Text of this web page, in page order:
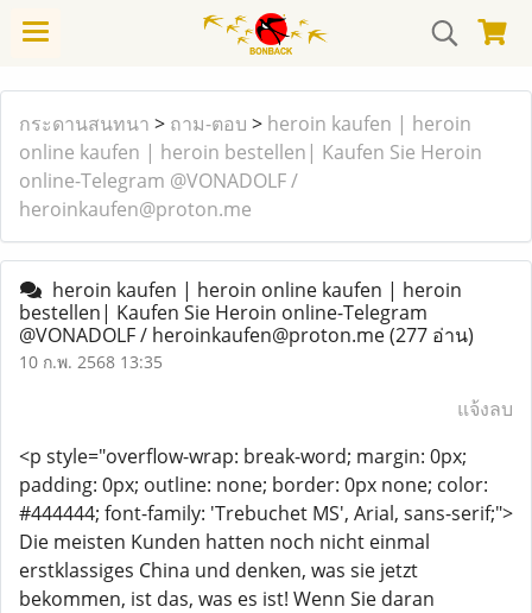
กระดานสนทนา > ถาม-ตอบ > heroin kaufen | heroin
online kaufen | heroin bestellen| Kaufen Sie Heroin
online-Telegram @VONADOLF /
heroinkaufen@proton.me
heroin kaufen | heroin online kaufen | heroin
bestellen| Kaufen Sie Heroin online-Telegram
@VONADOLF / heroinkaufen@proton.me(277 อ่าน)
10 ก.พ. 2568 13:35
แจ้งลบ
<p style="overflow-wrap: break-word; margin: 0px;
padding: 0px; outline: none; border: 0px none; color:
#444444; font-family: 'Trebuchet MS', Arial, sans-serif;">​
Die meisten Kunden hatten noch nicht einmal
erstklassiges China und denken, was sie jetzt
bekommen, ist das, was es ist! Wenn Sie daran